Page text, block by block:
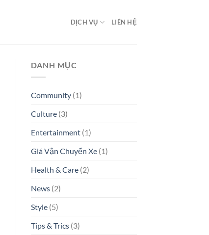
DỊCH VỤ LIÊN HỆ
DANH MỤC
Community(1)
Culture(3)
Entertainment(1)
Giá Vận Chuyển Xe(1)
Health & Care(2)
News(2)
Style(5)
Tips & Trics(3)